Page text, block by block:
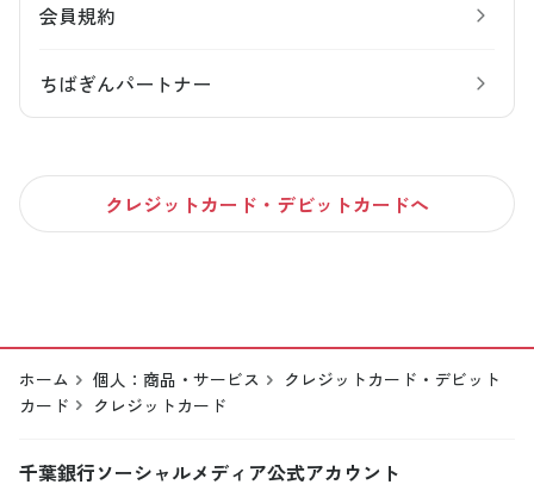
会員規約
ちばぎんパートナー
クレジットカード・デビットカードへ
ホーム 個人：商品・サービス
クレジットカード・デビット
カード
クレジットカード
千葉銀行ソーシャルメディア公式アカウント